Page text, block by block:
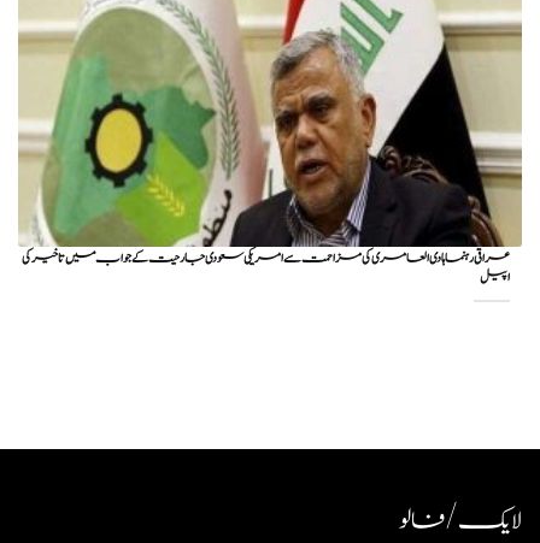
عراقی رہنما ہادی العامری کی مزاحمت سے امریکی سعودی جارحیت کے جواب میں تاخیر کی
اپیل
لایک / فالو